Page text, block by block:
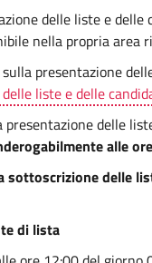
delle liste e
nella propria area
presentazione
liste e delle
delle
alle
sottoscrizione delle
di lista